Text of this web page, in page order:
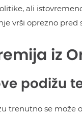
ali
vrši oprezno
iz
podižu
trenutno se može